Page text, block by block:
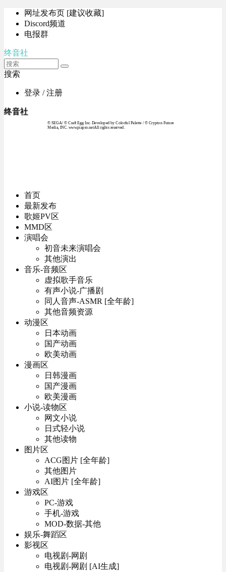
网址发布页 [建议收藏]
Discord频道
电报群
终音社
搜索
登录 / 注册
终音社
© SEGA / © Craft Egg Inc. Developed by Colorful Palette / © Crypton Future
Media, INC. www.piapro.netAll rights reserved.
首页
最新发布
歌姬PV区
MMD区
演唱会
初音未来演唱会
其他演出
音乐-音频区
虚拟歌手音乐
有声小说-广播剧
同人音声-ASMR [全年龄]
其他音频资源
动漫区
日本动画
国产动画
欧美动画
漫画区
日韩漫画
国产漫画
欧美漫画
小说-读物区
网文小说
日式轻小说
其他读物
图片区
ACG图片 [全年龄]
其他图片
AI图片 [全年龄]
游戏区
PC-游戏
手机-游戏
MOD-数据-其他
娱乐-舞蹈区
影视区
电视剧-网剧
电视剧-网剧 [AI生成]